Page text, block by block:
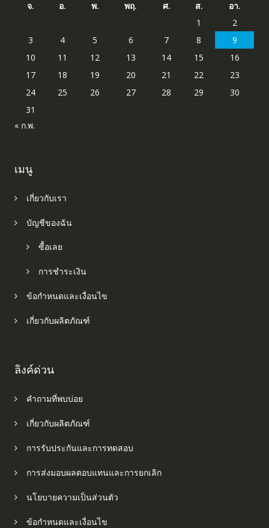
จ. อ. พ. พฤ. ศ. ส.
อา.
1
2
3
4 5 6 7 8
9
10
11 12 13 14 15
16
17
18 19 20 21 22
23
24
25 26 27 28 29
30
31
« ก.พ.
เมนู
เกี่ยวกับเรา
บัญชีของฉัน
ซื้อเลย
การชำระเงิน
ข้อกำหนดและเงื่อนไข
เกี่ยวกับผลิตภัณฑ์
ลิงค์ด่วน
คำถามที่พบบ่อย
เกี่ยวกับผลิตภัณฑ์
การรับประกันและการทดสอบ
การส่งมอบผลตอบแทนและการยกเลิก
นโยบายความเป็นส่วนตัว
ข้อกำหนดและเงื่อนไข